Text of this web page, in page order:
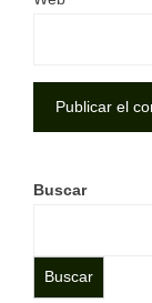
Buscar
Buscar